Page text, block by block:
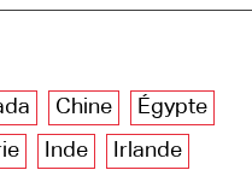
Chine
Égypte
Inde
Irlande